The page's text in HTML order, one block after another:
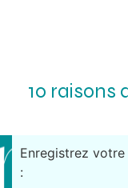
10 raisons
Enregistrez
: